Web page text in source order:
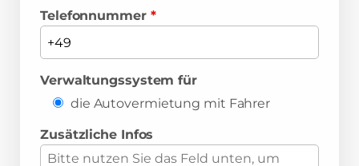
Telefonnummer *
Verwaltungssystem für
die Autovermietung mit Fahrer
Zusätzliche Infos